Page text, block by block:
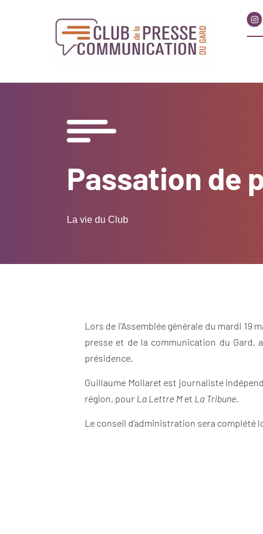
Passation de
La vie du Club
Lors de l’Assemblée générale du mardi 19
presse et de la communication du Gard,
présidence.
Guillaume Mollaret est journaliste
région, pour La Lettre M et La Tribune.
Le conseil d’administration sera complété